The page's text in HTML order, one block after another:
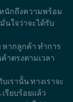
หนักถึงความพร้อม
นใจว่าจะได้รับ
หากลูกค้า ทำการ
าตรงตามเวลา
เรานั้น ทางเราจะ
รียบร้อยแล้ว